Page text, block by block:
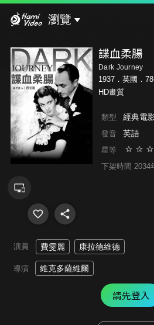
瀏覽
諜血柔腸
Dark Journey
1937．英國．78
HD畫質
類型 經典電
發音 英語
星等
下架時間 2034
演員 費雯麗 康拉德維德
導演 維克多薩維爾
請先登入